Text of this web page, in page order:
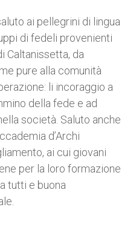
ai pellegrini di lingua
di fedeli provenienti
Caltanissetta, da
pure alla comunità
li incoraggio a
della fede e ad
società. Saluto anche
d’Archi
ai cui giovani
per la loro formazione
tutti e buona